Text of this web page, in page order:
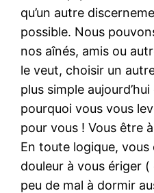
qu’un autre
possible. Nous
nos aînés, amis ou
le veut, choisir un
plus simple aujourd’hui
pourquoi vous vous
pour vous ! Vous être
En toute logique,
douleur à vous ériger
peu de mal à dormir